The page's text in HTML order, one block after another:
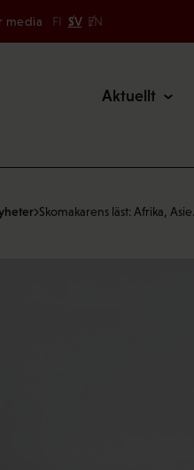
media FI SV EN
Aktuellt
Skomakarens läst: Afrika,